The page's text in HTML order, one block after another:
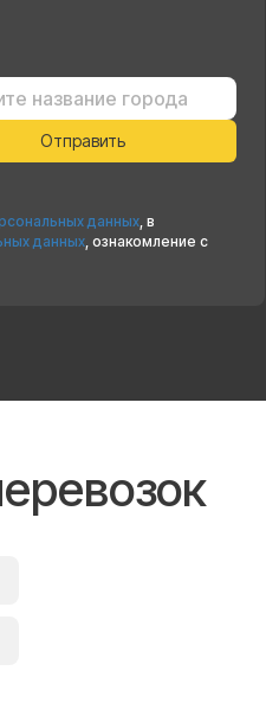
данных, в
данных, ознакомление с